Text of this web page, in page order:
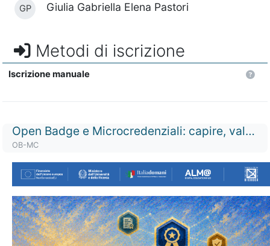
GP Giulia Gabriella Elena Pastori
Metodi di iscrizione
Iscrizione manuale
Titolo del corso Open Badge e Microcredenziali: capire, valutare e progettare
Codice identificativo del corso
OB-MC